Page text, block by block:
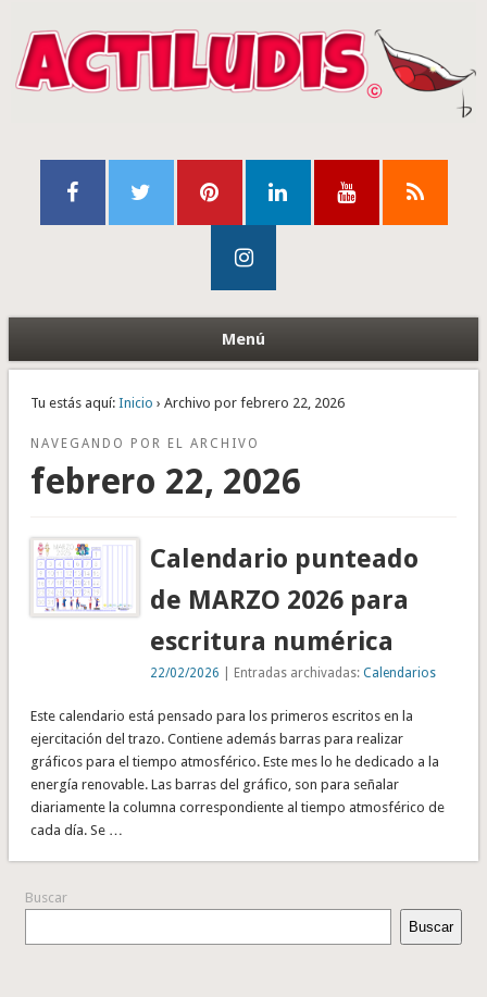
Menú
Tu estás aquí: Inicio › Archivo por febrero 22, 2026
NAVEGANDO POR EL ARCHIVO
febrero 22, 2026
Calendario punteado
de MARZO 2026 para
escritura numérica
22/02/2026 | Entradas archivadas:Calendarios
Este calendario está pensado para los primeros escritos en la
ejercitación del trazo. Contiene además barras para realizar
gráficos para el tiempo atmosférico. Este mes lo he dedicado a la
energía renovable. Las barras del gráfico, son para señalar
diariamente la columna correspondiente al tiempo atmosférico de
cada día. Se …
Buscar
Buscar